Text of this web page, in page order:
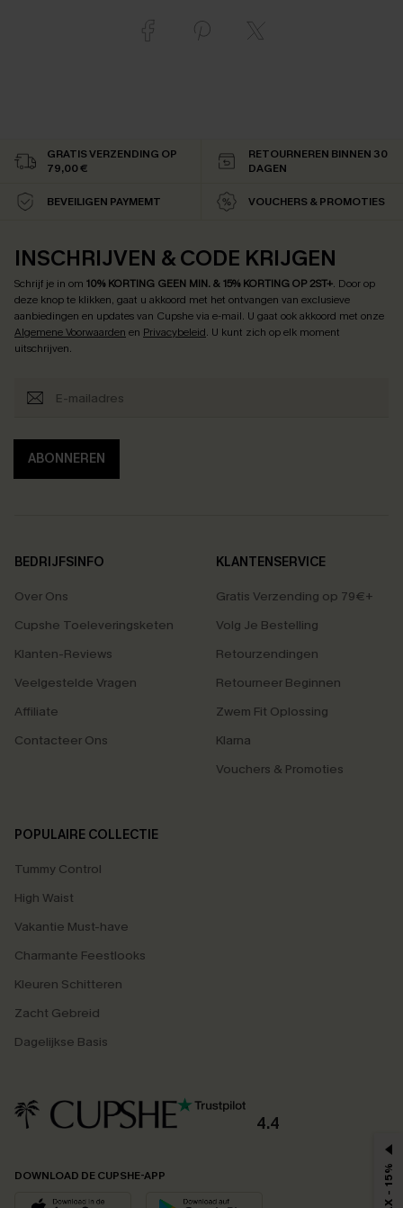
GRATIS VERZENDING OP
79,00 €
RETOURNEREN BINNEN 30
DAGEN
BEVEILIGEN PAYMEMT VOUCHERS & PROMOTIES
INSCHRIJVEN & CODE KRIJGEN
Schrijf je in om 10% KORTING GEEN MIN. & 15% KORTING OP 2ST+. Door op
deze knop te klikken, gaat u akkoord met het ontvangen van exclusieve
aanbiedingen en updates van Cupshe via e-mail. U gaat ook akkoord met onze
Algemene Voorwaarden en Privacybeleid. U kunt zich op elk moment
uitschrijven.
ABONNEREN
BEDRIJFSINFO
Over Ons
Cupshe Toeleveringsketen
Klanten-Reviews
Veelgestelde Vragen
Affiliate
Contacteer Ons
KLANTENSERVICE
Gratis Verzending op 79€+
Volg Je Bestelling
Retourzendingen
Retourneer Beginnen
Zwem Fit Oplossing
Klarna
Vouchers & Promoties
POPULAIRE COLLECTIE
Tummy Control
High Waist
Vakantie Must-have
Charmante Feestlooks
Kleuren Schitteren
Zacht Gebreid
Dagelijkse Basis
4.4
DOWNLOAD DE CUPSHE-APP MAX - 15%